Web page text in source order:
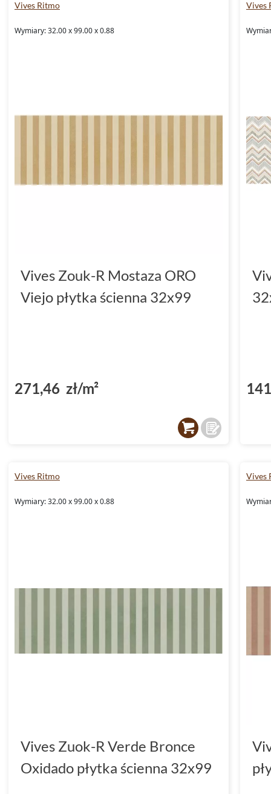
Vives Ritmo
Wymiary: 32.00 x 99.00 x 0.88
Vives Zouk-R Mostaza ORO
Viejo płytka ścienna 32x99
271,46 zł/m²
Vives
Vives Ritmo
Wymiary: 32.00 x 99.00 x 0.88
Vives Zuok-R Verde Bronce
Oxidado płytka ścienna 32x99
Vives